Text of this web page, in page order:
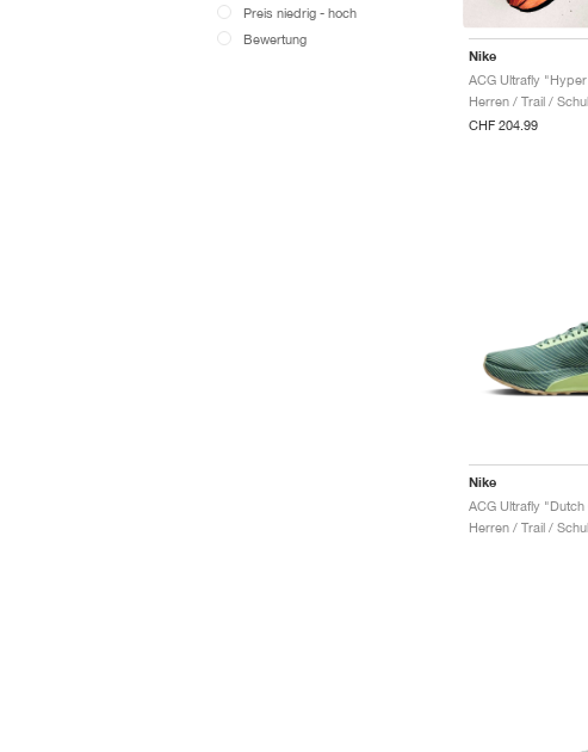
Preis niedrig - hoch
Bewertung
Nike
ACG Ultrafly
Herren / Trail /
CHF 204.99
Nike
Herren / Trail /